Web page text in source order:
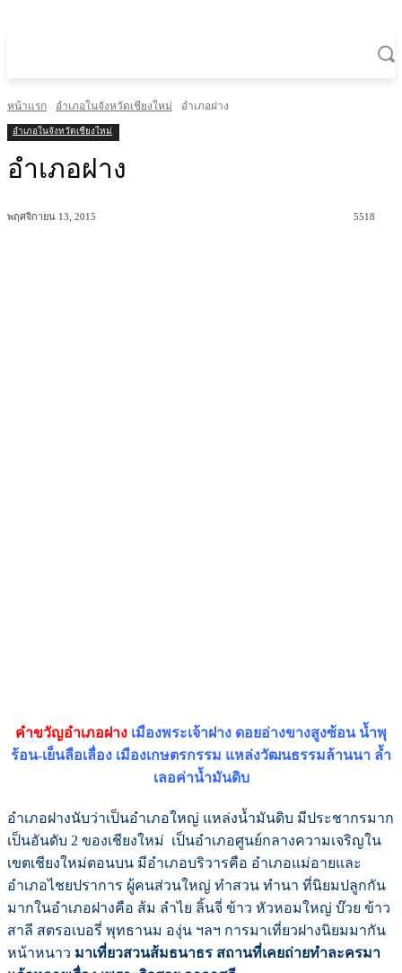
หน้าแรก อำเภอในจังหวัดเชียงใหม่ อำเภอฝาง
อำเภอในจังหวัดเชียงใหม่
อำเภอฝาง
พฤศจิกายน 13, 2015 5518
คำขวัญอำเภอฝาง เมืองพระเจ้าฝาง ดอยอ่างขางสูงซ้อน น้ำพุ
ร้อน-เย็นลือเลื่อง เมืองเกษตรกรรม แหล่งวัฒนธรรมล้านนา ล้ำ
เลอค่าน้ำมันดิบ
อำเภอฝางนับว่าเป็นอำเภอใหญ่ แหล่งน้ำมันดิบ มีประชากรมาก
เป็นอันดับ 2 ของเชียงใหม่ เป็นอำเภอศูนย์กลางความเจริญใน
เขตเชียงใหม่ตอนบน มีอำเภอบริวารคือ อำเภอแม่อายและ
อำเภอไชยปราการ ผู้คนส่วนใหญ่ ทำสวน ทำนา ที่นิยมปลูกกัน
มากในอำเภอฝางคือ ส้ม ลำไย ลิ้นจี่ ข้าว หัวหอมใหญ่ บ๊วย ข้าว
สาลี สตรอเบอรี่ พุทธานม องุ่น ฯลฯ การมาเที่ยวฝางนิยมมากัน
หน้าหนาว มาเที่ยวสวนส้มธนาธร สถานที่เคยถ่ายทำละครมา